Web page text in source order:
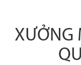
XƯỞNG